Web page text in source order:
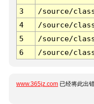
3 /source/
4
/source/
5
/source/
6
/source/
www.365jz.com 已经将此出